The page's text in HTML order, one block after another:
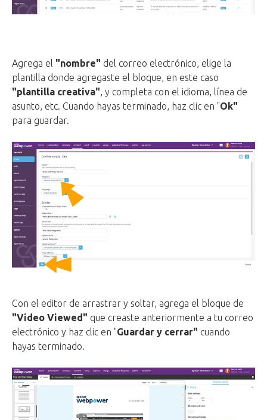
Agrega el "nombre" del correo electrónico, elige la
plantilla donde agregaste el bloque, en este caso
"plantilla creativa", y completa con el idioma, línea de
asunto, etc. Cuando hayas terminado, haz clic en "Ok"
para guardar.
Con el editor de arrastrar y soltar, agrega el bloque de
"Video Viewed" que creaste anteriormente a tu correo
electrónico y haz clic en "Guardar y cerrar" cuando
hayas terminado.